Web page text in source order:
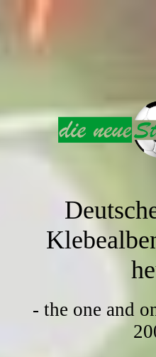
- the one and